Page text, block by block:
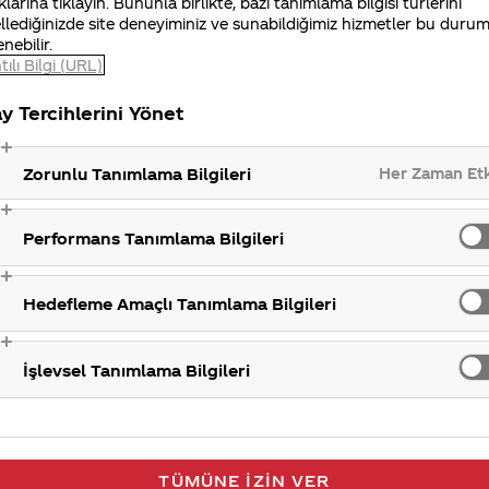
etmekten memnuniyet duyacağımızı
site deneyiminiz ve sunabildiğimiz hizmetler bu
Bilgi (URL)
Tercihlerini Yönet
Zorunlu Tanımlama Bilgileri Her Zaman
Performans Tanımlama Bilgileri
Hedefleme Amaçlı Tanımlama Bilgileri
İşlevsel Tanımlama Bilgileri
TÜMÜNE İZIN VER